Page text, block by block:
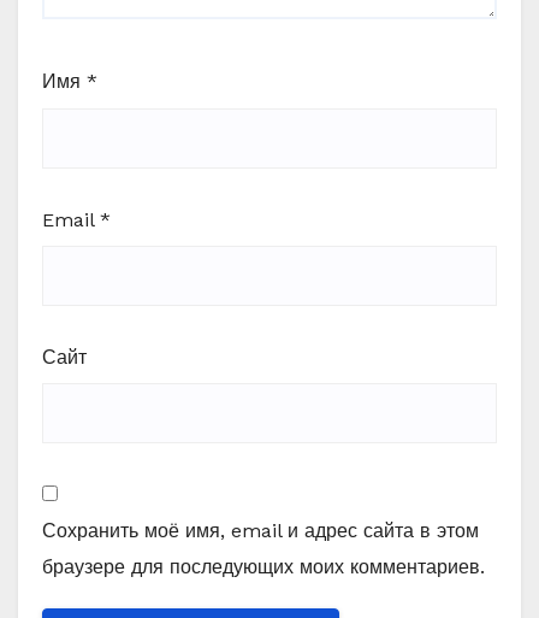
Имя *
Email *
Сайт
Сохранить моё имя, email и адрес сайта в этом
браузере для последующих моих комментариев.